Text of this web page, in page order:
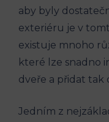
aby byly
exteriéru je v
existuje mnoho
které lze snadno
dveře a přidat tak
Jedním z